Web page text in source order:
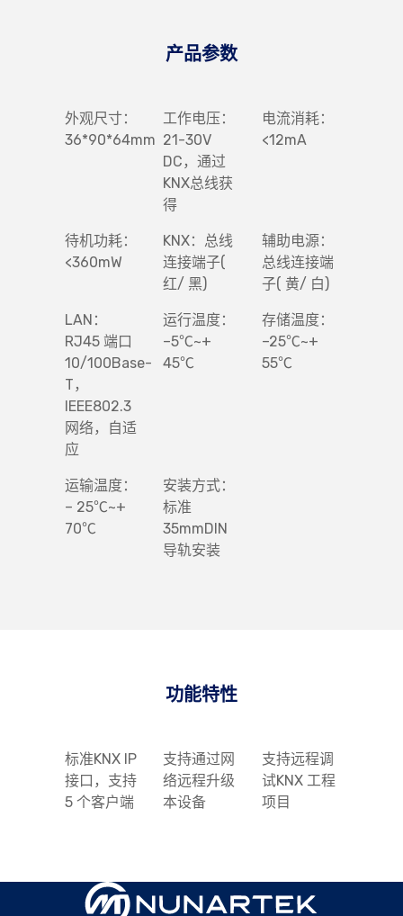
产品参数
外观尺寸：
36*90*64mm
工作电压：
21-30V
DC，通过
KNX总线获
得
电流消耗：
<12mA
待机功耗：
<360mW
KNX：总线
连接端子(
红/ 黑)
辅助电源：
总线连接端
子( 黄/ 白)
LAN：
RJ45 端口
10/100Base-
T，
IEEE802.3
网络，自适
应
运行温度：
–5℃~+
45℃
存储温度：
–25℃~+
55℃
运输温度：
– 25℃~+
70℃
安装方式：
标准
35mmDIN
导轨安装
功能特性
标准KNX IP
接口，支持
5 个客户端
支持通过网
络远程升级
本设备
支持远程调
试KNX 工程
项目